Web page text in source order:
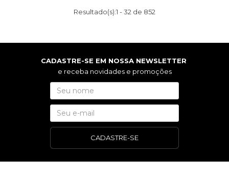
Resultado(s):1 -32 de 852
CADASTRE-SE EM NOSSA NEWSLETTER
e receba novidades e promoções
CADASTRE-SE